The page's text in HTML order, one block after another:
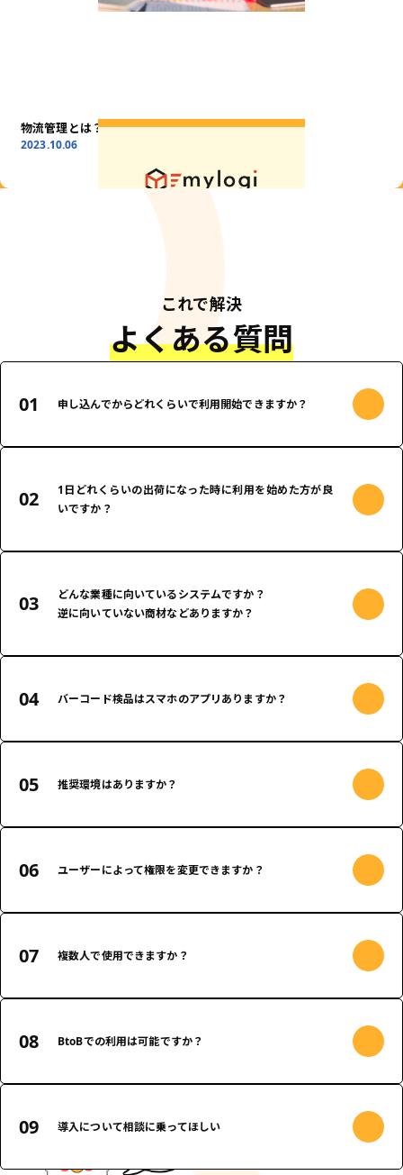
物流管理とは？目的や課題など、基礎知識をご紹介！
2023.10.06
よくある質問
これで解決
申し込んでからどれくらいで利用開始できますか？
ご要望によって異なりますが、最短で３営業日〜環境をご用意が可能です。
1日どれくらいの出荷になった時に利用を始めた方が良
いですか？
1日1件からでもご利用開始をお勧めします。
うになります。どんな業種に向いているシステムですか？
逆に向いていない商材などありますか？
多色展開や多サイズ管理が必要なアパレル商品に向いています。
現在、賞味期限などのロット管理対応をしておりませんので、食品などは向いて
おりません。バーコード検品はスマホのアプリありますか？
アプリはございません。
バーコード検品時KEYENCE端末を推奨しておりますがタブレット＋バーコードリ
ーダーでのご使用も可能です。
推奨環境はありますか？
Google Chromeの最新版
ユーザーによって権限を変更できますか？
可能です。
管理者・事務所担当者・倉庫担当者の３つの権限があり、変更も可能です。
複数人で使用できますか？
プランによってユーザー数が異なります。
BtoBでの利用は可能ですか？
可能です。
一つの環境でBtoBとBtoCでご利用いただけるので、在庫管理が簡単に行えます。
導入について相談に乗ってほしい